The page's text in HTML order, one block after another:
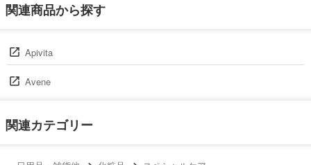
関連商品から探す
Apivita
Avene
関連カテゴリー